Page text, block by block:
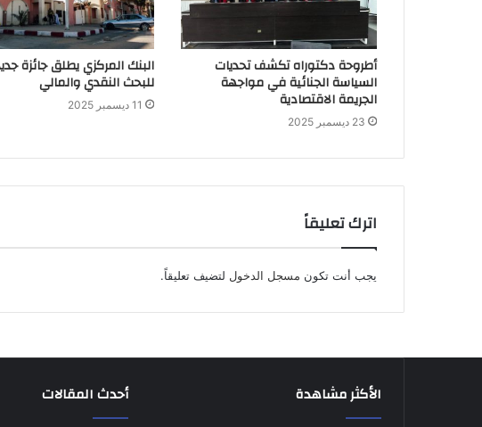
أطروحة دكتوراه تكشف تحديات
السياسة الجنائية في مواجهة
الجريمة الاقتصادية
23 ديسمبر 2025
البنك المركزي يطلق جائزة
للبحث النقدي والمالي
11 ديسمبر 2025
اترك تعليقاً
يجب أنت تكون مسجل الدخول لتضيف تعليقاً.
الأكثر مشاهدة أحدث المقالات